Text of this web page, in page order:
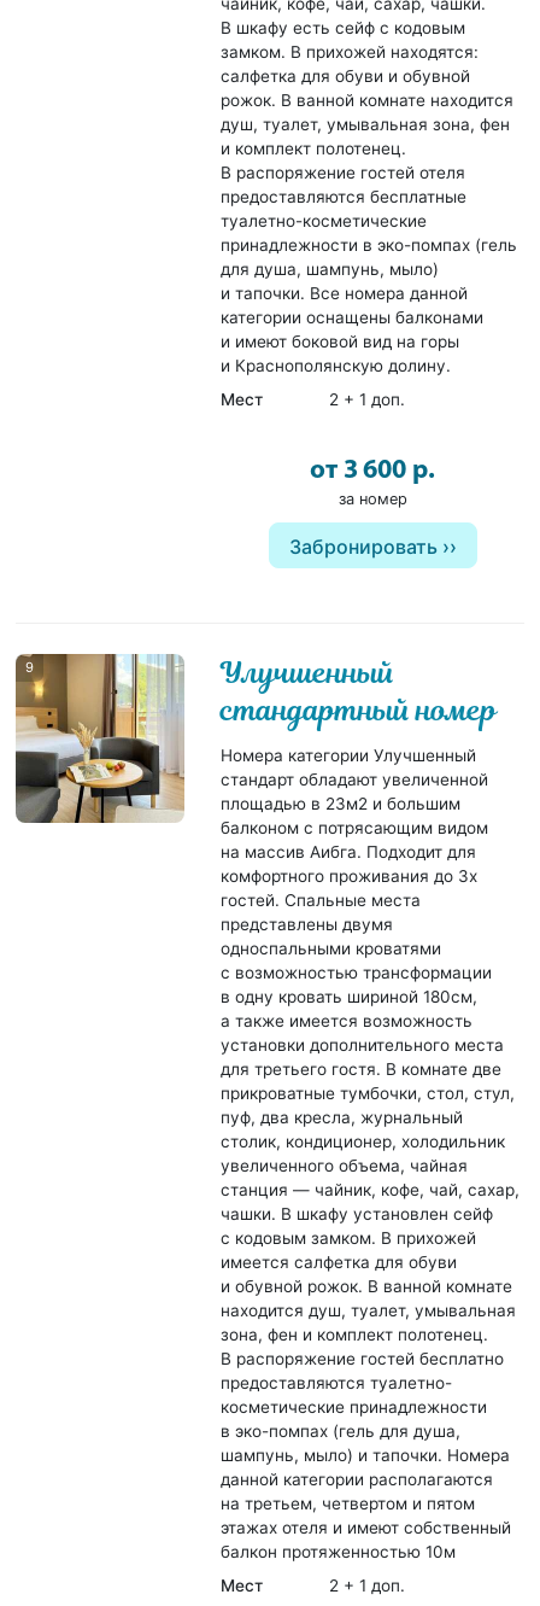
В шкафу есть сейф с кодовым
замком. В прихожей находятся:
салфетка для обуви и обувной
рожок. В ванной комнате находится
душ, туалет, умывальная зона, фен
и комплект полотенец.
В распоряжение гостей отеля
предоставляются бесплатные
туалетно-косметические
принадлежности в эко-помпах (гель
для душа, шампунь, мыло)
и тапочки. Все номера данной
категории оснащены балконами
и имеют боковой вид на горы
и Краснополянскую долину.
Мест
2 + 1 доп.
от 3 600 р.
за номер
Забронировать
9
Улучшенный
стандартный номер
Номера категории Улучшенный
стандарт обладают увеличенной
площадью в 23м2 и большим
балконом с потрясающим видом
на массив Аибга. Подходит для
комфортного проживания до 3х
гостей. Спальные места
представлены двумя
односпальными кроватями
с возможностью трансформации
в одну кровать шириной 180см,
а также имеется возможность
установки дополнительного места
для третьего гостя. В комнате две
прикроватные тумбочки, стол, стул,
пуф, два кресла, журнальный
столик, кондиционер, холодильник
увеличенного объема, чайная
станция — чайник, кофе, чай, сахар,
чашки. В шкафу установлен сейф
с кодовым замком. В прихожей
имеется салфетка для обуви
и обувной рожок. В ванной комнате
находится душ, туалет, умывальная
зона, фен и комплект полотенец.
В распоряжение гостей бесплатно
предоставляются туалетно-
косметические принадлежности
в эко-помпах (гель для душа,
шампунь, мыло) и тапочки. Номера
данной категории располагаются
на третьем, четвертом и пятом
этажах отеля и имеют собственный
балкон протяженностью 10м
Мест
2 + 1 доп.